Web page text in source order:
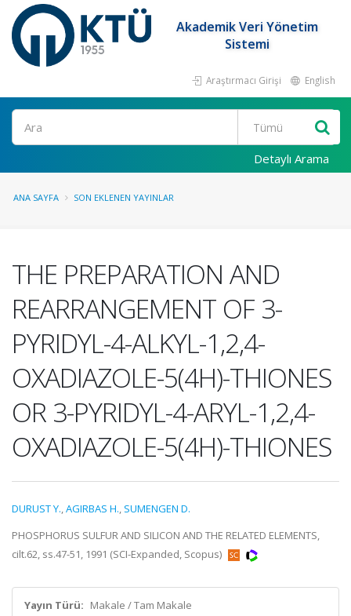
Akademik Veri Yönetim
Sistemi
Araştırmacı Girişi English
Ara
Detaylı Arama
ANA SAYFA SON EKLENEN YAYINLAR
THE PREPARATION AND
REARRANGEMENT OF 3-
PYRIDYL-4-ALKYL-1,2,4-
OXADIAZOLE-5(4H)-THIONES
OR 3-PYRIDYL-4-ARYL-1,2,4-
OXADIAZOLE-5(4H)-THIONES
DURUST Y.,AGIRBAS H., SUMENGEN D.
PHOSPHORUS SULFUR AND SILICON AND THE RELATED ELEMENTS,
cilt.62, ss.47-51, 1991 (SCI-Expanded, Scopus)
Yayın Türü: Makale / Tam Makale